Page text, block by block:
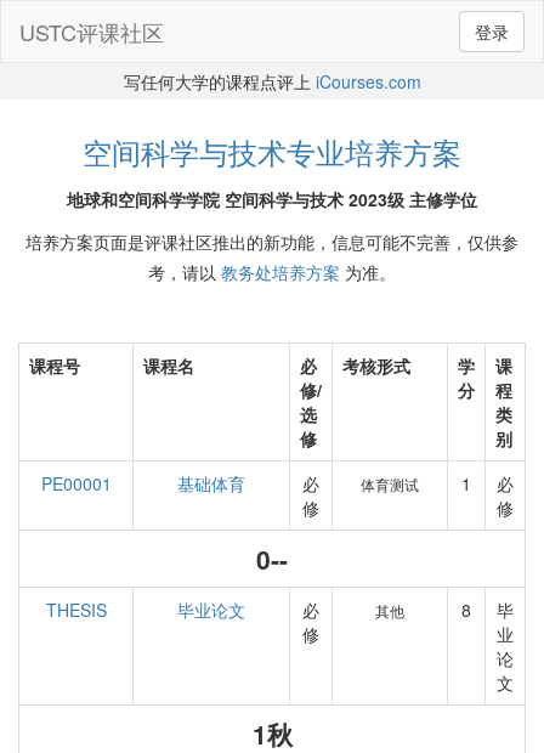
登录
USTC评课社区
写任何大学的课程点评上 iCourses.com
空间科学与技术专业培养方案
地球和空间科学学院 空间科学与技术 2023级 主修学位
培养方案页面是评课社区推出的新功能，信息可能不完善，仅供参
考，请以 教务处培养方案 为准。
课程号 课程名
必
修/
选
修
考核形式
学
分
课
程
类
别
PE00001
基础体育
必
修
体育测试 1
必
修
0--
THESIS 毕业论文
必
修
其他 8
毕
业
论
文
1秋